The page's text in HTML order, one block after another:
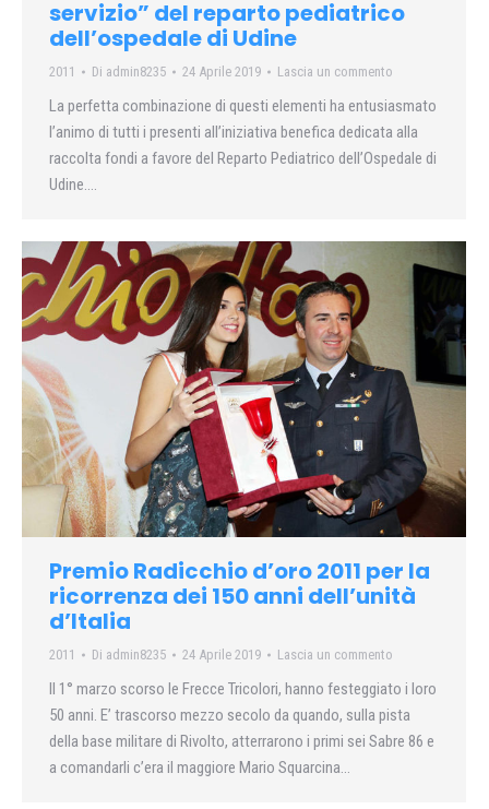
servizio” del reparto pediatrico
dell’ospedale di Udine
2011 Di admin8235 24 Aprile 2019 Lascia un commento
La perfetta combinazione di questi elementi ha entusiasmato
l’animo di tutti i presenti all’iniziativa benefica dedicata alla
raccolta fondi a favore del Reparto Pediatrico dell’Ospedale di
Udine….
Premio Radicchio d’oro 2011 per la
ricorrenza dei 150 anni dell’unità
d’Italia
2011 Di admin8235 24 Aprile 2019 Lascia un commento
Il 1° marzo scorso le Frecce Tricolori, hanno festeggiato i loro
50 anni. E’ trascorso mezzo secolo da quando, sulla pista
della base militare di Rivolto, atterrarono i primi sei Sabre 86 e
a comandarli c’era il maggiore Mario Squarcina…